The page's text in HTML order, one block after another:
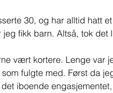
30, og har alltid hatt
fikk barn. Altså, tok det
vært kortere. Lenge var
fulgte med. Først da
iboende